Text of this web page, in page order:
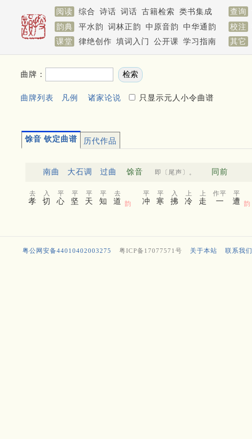
阅读 综合 诗话 词话 古籍检索 类书集成 查询
韵典
平水韵 词林正韵 中原音韵 中华通韵 校注
课堂
律绝创作 填词入门 公开课 学习指南 其它
曲牌：
曲牌列表 凡例 诸家论说 只显示元人小令曲谱
馀音 钦定曲谱 历代作品
南曲 大石调 过曲 馀音 即〔尾声〕。 同前
孝
去
切
入
心
平
坚
平
天
平
知
平
道
去
韵
冲
平
寒
平
拂
入
冷
上
走
上
一
作平
遭
平
韵
粤公网安备44010402003275 粤ICP备17077571号 关于本站 联系我们